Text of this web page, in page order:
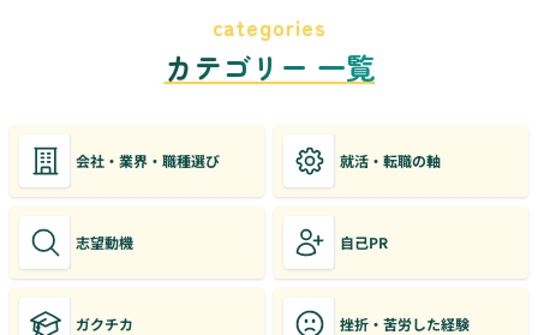
categories
カテゴリー 一覧
会社・業界・職種選び 就活・転職の軸
志望動機 自己PR
ガクチカ 挫折・苦労した経験